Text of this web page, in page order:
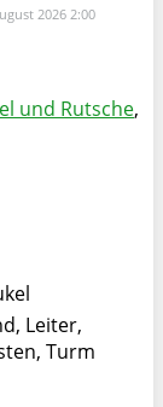
2026 2:00
und Rutsche,
Leiter,
Turm